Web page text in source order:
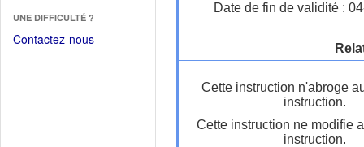
fenêtre)
une
nouvelle
UNE DIFFICULTÉ ?
Contactez-nous
Date de fin de validité :
Cette instruction n'abroge
instruction.
Cette instruction ne modifie
instruction.